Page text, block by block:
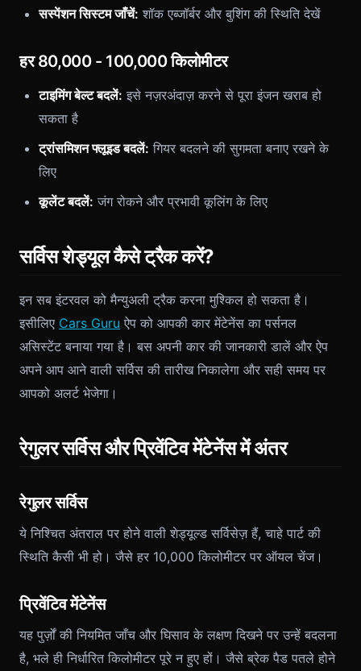
सस्पेंशन सिस्टम जाँचें: शॉक एब्जॉर्बर और बुशिंग की स्थिति देखें
हर 80,000 - 100,000 किलोमीटर
टाइमिंग बेल्ट बदलें: इसे नज़रअंदाज़ करने से पूरा इंजन खराब हो
सकता है
ट्रांसमिशन फ्लूइड बदलें: गियर बदलने की सुगमता बनाए रखने के
लिए
कूलेंट बदलें: जंग रोकने और प्रभावी कूलिंग के लिए
सर्विस शेड्यूल कैसे ट्रैक करें?
इन सब इंटरवल को मैन्युअली ट्रैक करना मुश्किल हो सकता है।
इसीलिए Cars Guru ऐप को आपकी कार मेंटेनेंस का पर्सनल
असिस्टेंट बनाया गया है। बस अपनी कार की जानकारी डालें और ऐप
अपने आप आने वाली सर्विस की तारीख निकालेगा और सही समय पर
आपको अलर्ट भेजेगा।
रेगुलर सर्विस और प्रिवेंटिव मेंटेनेंस में अंतर
रेगुलर सर्विस
ये निश्चित अंतराल पर होने वाली शेड्यूल्ड सर्विसेज़ हैं, चाहे पार्ट की
स्थिति कैसी भी हो। जैसे हर 10,000 किलोमीटर पर ऑयल चेंज।
प्रिवेंटिव मेंटेनेंस
यह पुर्ज़ों की नियमित जाँच और घिसाव के लक्षण दिखने पर उन्हें बदलना
है, भले ही निर्धारित किलोमीटर पूरे न हुए हों। जैसे ब्रेक पैड पतले होने